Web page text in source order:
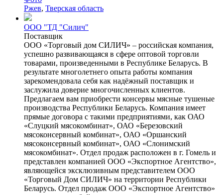
Ржев, Тверская область
ООО "ТД "Силич"
Поставщик
ООО «Торговый дом СИЛИЧ» – российская компания,
успешно развивающаяся в сфере оптовой торговли
товарами, произведенными в Республике Беларусь. В
результате многолетнего опыта работы компания
зарекомендовала себя как надёжный поставщик и
заслужила доверие многочисленных клиентов.
Предлагаем вам приобрести консервы мясные тушеные
производства Республики Беларусь. Компания имеет
прямые договора с такими предприятиями, как ОАО
«Слуцкий мясокомбинат», ОАО «Березовский
мясоконсервный комбинат», ОАО «Оршанский
мясоконсервный комбинат», ОАО «Слонимский
мясокомбинат». Отдел продаж расположен в г. Гомель и
представлен компанией ООО «Экспортное Агентство»,
являющейся эксклюзивным представителем ООО
«Торговый Дом СИЛИЧ» на территории Республики
Беларусь. Отдел продаж ООО «Экспортное Агентство»